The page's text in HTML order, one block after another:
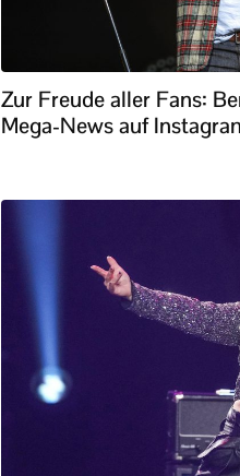
Zur Freude aller Fans:
Mega-News auf